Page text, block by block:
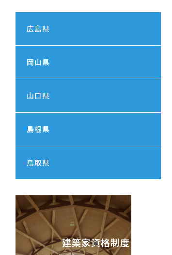
広島県
岡山県
山口県
島根県
鳥取県
建築家資格制度